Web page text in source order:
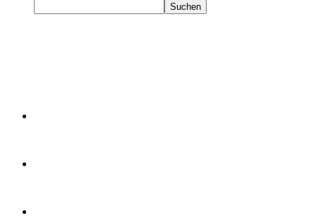
Suchen